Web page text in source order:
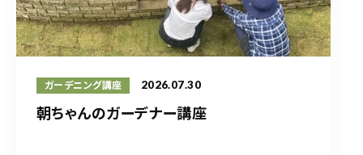
ガーデニング講座 2026.07.30
朝ちゃんのガーデナー講座